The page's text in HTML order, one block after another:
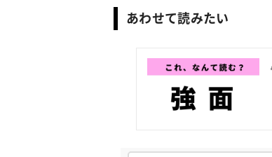
あわせて読みたい